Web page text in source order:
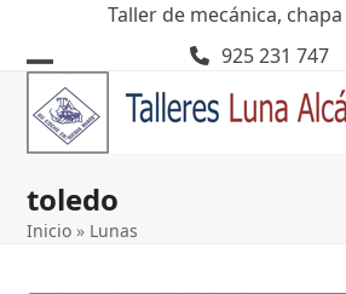
content
Taller de mecánica,
925 231 747
Open
mobile
Close
mobile
toledo
Inicio » Lunas